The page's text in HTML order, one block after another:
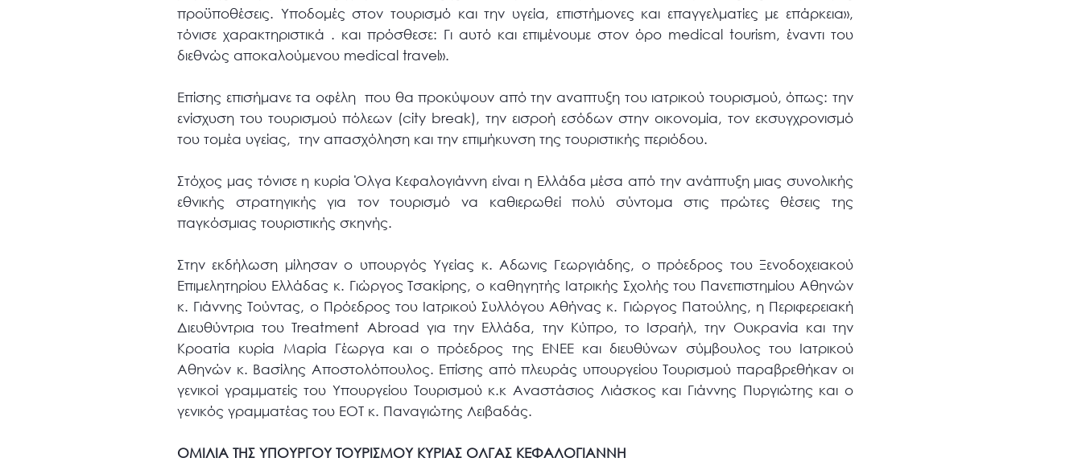
προϋποθέσεις. Υποδομές στον τουρισμό και την υγεία, επιστήμονες και επαγγελματίες με επάρκεια»,
τόνισε χαρακτηριστικά . και πρόσθεσε: Γι αυτό και επιμένουμε στον όρο medical tourism, έναντι του
διεθνώς αποκαλούμενου medical travel».
Επίσης επισήμανε τα οφέλη που θα προκύψουν από την αναπτυξη του ιατρικού τουρισμού, όπως: την
ενίσχυση του τουρισμού πόλεων (city break), την εισροή εσόδων στην οικονομία, τον εκσυγχρονισμό
του τομέα υγείας, την απασχόληση και την επιμήκυνση της τουριστικής περιόδου.
Στόχος μας τόνισε η κυρία Όλγα Κεφαλογιάννη είναι η Ελλάδα μέσα από την ανάπτυξη μιας συνολικής
εθνικής στρατηγικής για τον τουρισμό να καθιερωθεί πολύ σύντομα στις πρώτες θέσεις της
παγκόσμιας τουριστικής σκηνής.
Στην εκδήλωση μίλησαν ο υπουργός Υγείας κ. Αδωνις Γεωργιάδης, ο πρόεδρος του Ξενοδοχειακού
Επιμελητηρίου Ελλάδας κ. Γιώργος Τσακίρης, ο καθηγητής Ιατρικής Σχολής του Πανεπιστημίου Αθηνών
κ. Γιάννης Τούντας, ο Πρόεδρος του Ιατρικού Συλλόγου Αθήνας κ. Γιώργος Πατούλης, η Περιφερειακή
Διευθύντρια του Treatment Abroad για την Ελλάδα, την Κύπρο, το Ισραήλ, την Ουκρανία και την
Κροατία κυρία Μαρία Γέωργα και ο πρόεδρος της ΕΝΕΕ και διευθύνων σύμβουλος του Ιατρικού
Αθηνών κ. Βασίλης Αποστολόπουλος. Επίσης από πλευράς υπουργείου Τουρισμού παραβρεθήκαν οι
γενικοί γραμματείς του Υπουργείου Τουρισμού κ.κ Αναστάσιος Λιάσκος και Γιάννης Πυργιώτης και ο
γενικός γραμματέας του ΕΟΤ κ. Παναγιώτης Λειβαδάς.
ΟΜΙΛΙΑ ΤΗΣ ΥΠΟΥΡΓΟΥ ΤΟΥΡΙΣΜΟΥ ΚΥΡΙΑΣ ΟΛΓΑΣ ΚΕΦΑΛΟΓΙΑΝΝΗ